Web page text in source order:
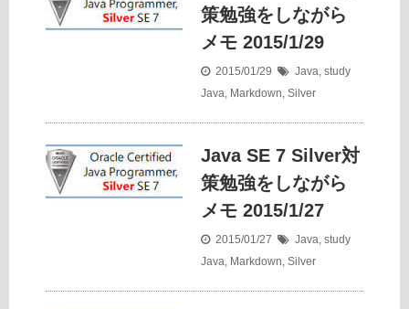
策勉強をしながら
メモ 2015/1/29
2015/01/29 Java, study
Java, Markdown, Silver
Java SE 7 Silver対
策勉強をしながら
メモ 2015/1/27
2015/01/27 Java, study
Java, Markdown, Silver